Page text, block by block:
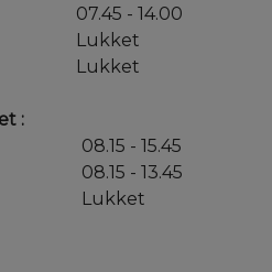
07.45 - 14.00
Lukket
Lukket
:
08.15 - 15.45
08.15 - 13.45
Lukket